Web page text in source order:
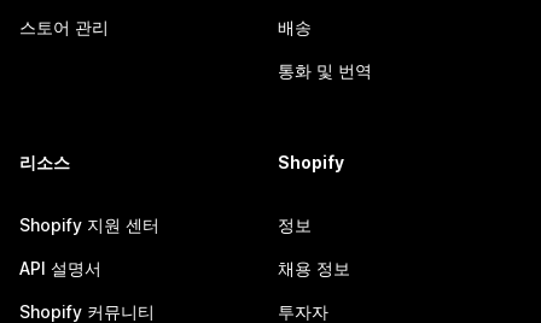
스토어 관리 배송
통화 및 번역
리소스
Shopify 지원 센터
API 설명서
Shopify 커뮤니티
Shopify
정보
채용 정보
투자자